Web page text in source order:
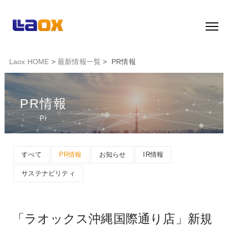
Laox HOME > 最新情報一覧 > PR情報
PR情報
Pr
すべて PR情報 お知らせ IR情報
サステナビリティ
「ラオックス沖縄国際通り店」新規